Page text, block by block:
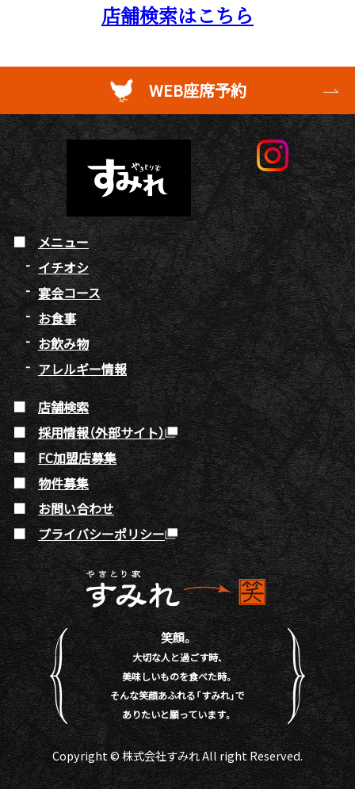
店舗検索はこちら
WEB座席予約
メニュー
イチオシ
宴会コース
お食事
お飲み物
アレルギー情報
店舗検索
採用情報（外部サイト）
FC加盟店募集
物件募集
お問い合わせ
プライバシーポリシー
笑顔。
大切な人と過ごす時、
美味しいものを食べた時。
そんな笑顔あふれる「すみれ」で
ありたいと願っています。
Copyright © 株式会社すみれ All right Reserved.